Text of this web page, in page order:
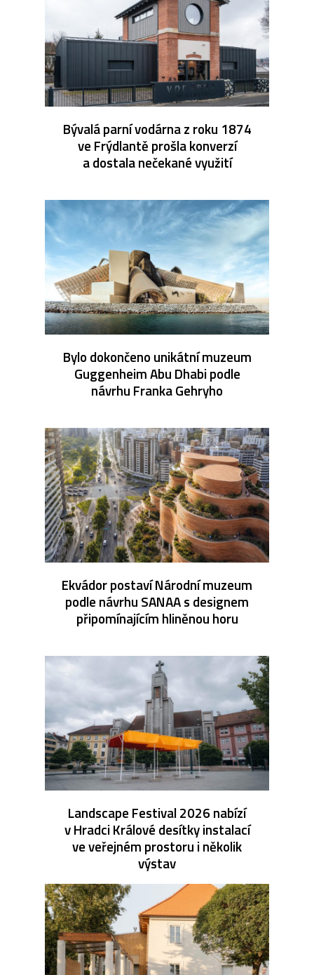
Bývalá parní vodárna z roku 1874
ve Frýdlantě prošla konverzí
a dostala nečekané využití
Bylo dokončeno unikátní muzeum
Guggenheim Abu Dhabi podle
návrhu Franka Gehryho
Ekvádor postaví Národní muzeum
podle návrhu SANAA s designem
připomínajícím hliněnou horu
Landscape Festival 2026 nabízí
v Hradci Králové desítky instalací
ve veřejném prostoru i několik
výstav